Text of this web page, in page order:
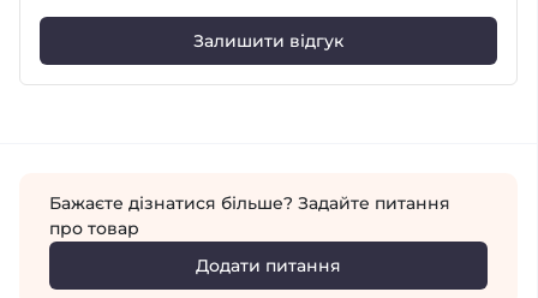
Залишити відгук
Бажаєте дізнатися більше? Задайте питання
про товар
Додати питання